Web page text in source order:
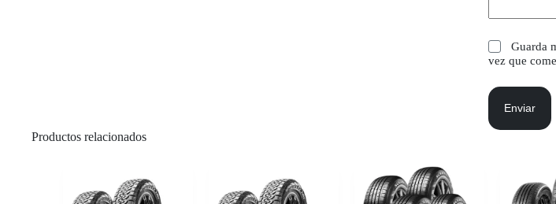
Guarda
vez que
Enviar
Productos relacionados